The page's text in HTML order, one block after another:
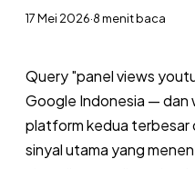
17 Mei 2026·8menit baca
Query "panel views
Google Indonesia — dan
platform kedua terbesar
sinyal utama yang